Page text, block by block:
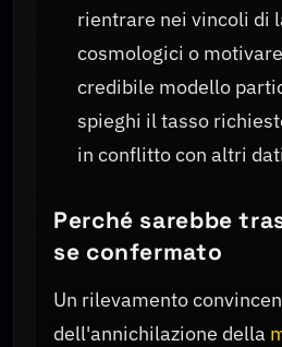
rientrare nei vincoli di
cosmologici o
credibile modello
spieghi il tasso
in conflitto con altri
Perché sarebbe
se confermato
Un rilevamento
dell'annichilazione della